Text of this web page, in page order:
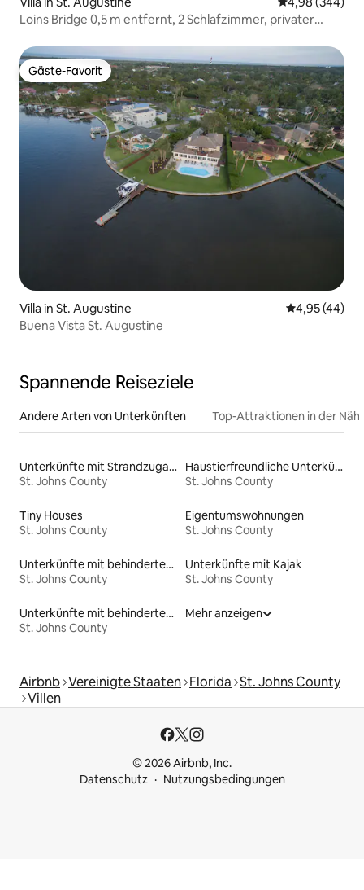
Loins Bridge 0,5 m entfernt, 2 Schlafzimmer, privater
Gäste-Favorit
Gäste-Favorit
Villa in St. Augustine
4,95 (44)
Buena Vista St. Augustine
Spannende Reiseziele
Andere Arten von Unterkünften Top-Attraktionen in der
Unterkünfte mit Strandzugang
St. Johns County
Haustierfreundliche Unterkünfte
St. Johns County
Tiny Houses
St. Johns County
Eigentumswohnungen
St. Johns County
Unterkünfte mit behindertengerechtem WC
St. Johns County
Unterkünfte mit Kajak
St. Johns County
Unterkünfte mit behindertengerechtem Bett
St. Johns County
Mehr anzeigen
Airbnb Vereinigte Staaten Florida St. Johns County
Villen
© 2026 Airbnb, Inc.
Datenschutz
Nutzungsbedingungen